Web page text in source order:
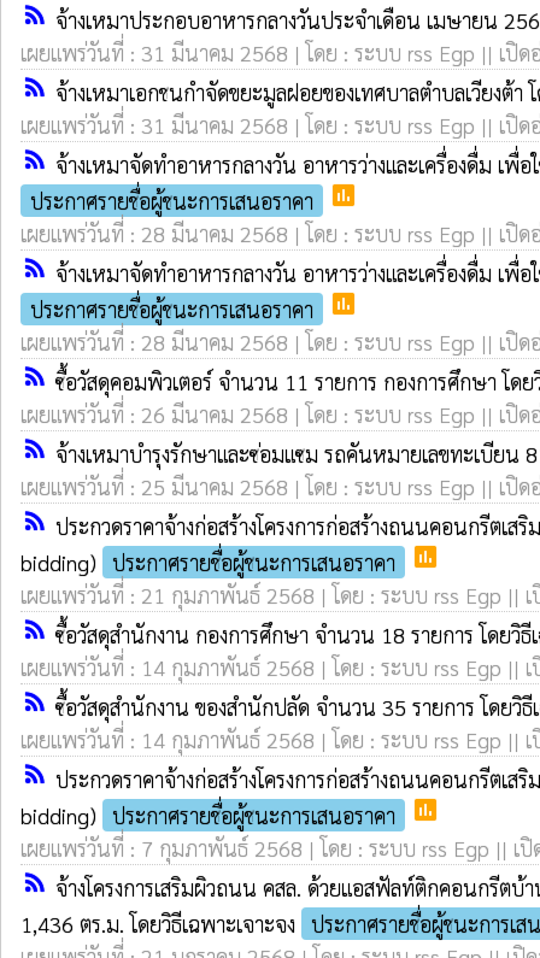
rss_feed จ้างเหมาประกอบอาหารกลางวันประจำเดือน เมษายน
เผยแพร่วันที่ : 31 มีนาคม 2568 | โดย : ระบบ rss Egp || เปิด
rss_feed จ้างเหมาเอกชนกำจัดขยะมูลฝอยของเทศบาลตำบลเวียงต้า
เผยแพร่วันที่ : 31 มีนาคม 2568 | โดย : ระบบ rss Egp || เปิด
rss_feed จ้างเหมาจัดทำอาหารกลางวัน อาหารว่างและเครื่องดื่ม เพื่
ประกาศรายชื่อผู้ชนะการเสนอราคา
poll
เผยแพร่วันที่ : 28 มีนาคม 2568 | โดย : ระบบ rss Egp || เปิด
rss_feed จ้างเหมาจัดทำอาหารกลางวัน อาหารว่างและเครื่องดื่ม เพื่
ประกาศรายชื่อผู้ชนะการเสนอราคา
poll
เผยแพร่วันที่ : 28 มีนาคม 2568 | โดย : ระบบ rss Egp || เปิด
rss_feed ซื้อวัสดุคอมพิวเตอร์ จำนวน 11 รายการ กองการศึกษา โดย
เผยแพร่วันที่ : 26 มีนาคม 2568 | โดย : ระบบ rss Egp || เปิด
rss_feed จ้างเหมาบำรุงรักษาและซ่อมแซม รถคันหมายเลขทะเบียน
เผยแพร่วันที่ : 25 มีนาคม 2568 | โดย : ระบบ rss Egp || เปิด
rss_feed ประกวดราคาจ้างก่อสร้างโครงการก่อสร้างถนนคอนกรีตเ
bidding)
ประกาศรายชื่อผู้ชนะการเสนอราคา poll
เผยแพร่วันที่ : 21 กุมภาพันธ์ 2568 | โดย : ระบบ rss Egp ||
rss_feed ซื้อวัสดุสำนักงาน กองการศึกษา จำนวน 18 รายการ โดยวิธี
เผยแพร่วันที่ : 14 กุมภาพันธ์ 2568 | โดย : ระบบ rss Egp ||
rss_feed ซื้อวัสดุสำนักงาน ของสำนักปลัด จำนวน 35 รายการ โดยวิธี
เผยแพร่วันที่ : 14 กุมภาพันธ์ 2568 | โดย : ระบบ rss Egp ||
rss_feed ประกวดราคาจ้างก่อสร้างโครงการก่อสร้างถนนคอนกรีตเ
bidding)
ประกาศรายชื่อผู้ชนะการเสนอราคา poll
เผยแพร่วันที่ : 7 กุมภาพันธ์ 2568 | โดย : ระบบ rss Egp || เ
rss_feed จ้างโครงการเสริมผิวถนน คสล. ด้วยแอสฟัลท์ติกคอนกรี
1,436 ตร.ม. โดยวิธีเฉพาะเจาะจง
ประกาศรายชื่อผู้ชนะการเส